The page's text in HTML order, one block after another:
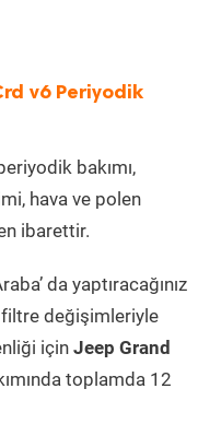
v6 Periyodik
bakımı,
hava ve polen
ibarettir.
da yaptıracağınız
filtre değişimleriyle
için Jeep Grand
toplamda 12